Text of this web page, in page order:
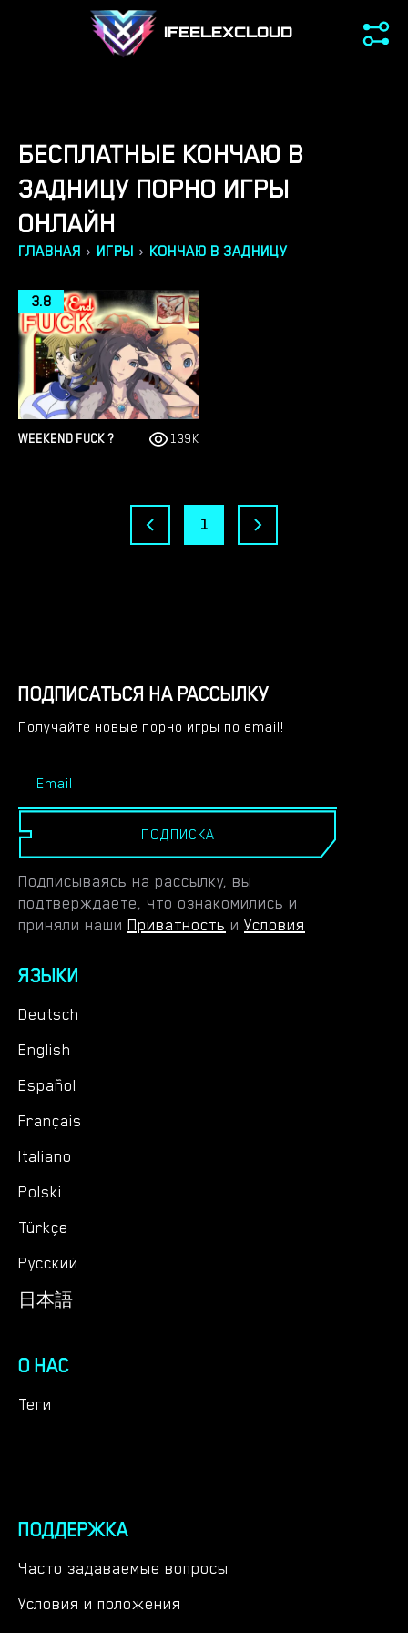
IFEELEXCLOUD
БЕСПЛАТНЫЕ КОНЧАЮ В
ЗАДНИЦУ ПОРНО ИГРЫ
ОНЛАЙН
ГЛАВНАЯ › ИГРЫ › КОНЧАЮ В ЗАДНИЦУ
WEEKEND FUCK ?
3.8
139K
1
ПОДПИСАТЬСЯ НА РАССЫЛКУ
Получайте новые порно игры по email!
ПОДПИСКА
Подписываясь на рассылку, вы
подтверждаете, что ознакомились и
приняли наши Приватность и Условия
ЯЗЫКИ
Deutsch
English
Español
Français
Italiano
Polski
Türkçe
Русский
日本語
О НАС
Теги
ПОДДЕРЖКА
Часто задаваемые вопросы
Условия и положения